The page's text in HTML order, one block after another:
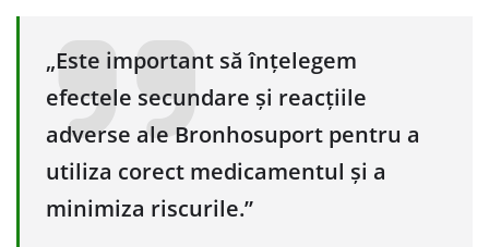
„Este important să înțelegem
efectele secundare și reacțiile
adverse ale Bronhosuport pentru a
utiliza corect medicamentul și a
minimiza riscurile.”